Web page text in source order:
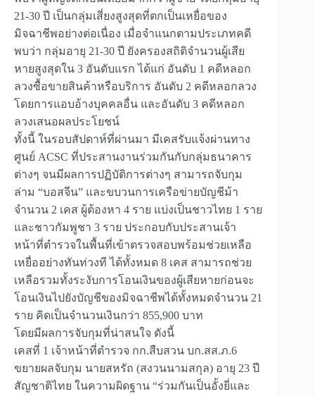
21-30 ปี เป็นกลุ่มเสี่ยงสูงสุดที่ตกเป็นเหยื่อของ
มิจฉาชีพอย่างต่อเนื่อง เมื่อจำแนกตามประเภทคดี
พบว่า กลุ่มอายุ 21-30 ปี ยังครองสถิติจำนวนผู้เสีย
หายสูงสุดใน 3 อันดับแรก ได้แก่ อันดับ 1 คดีหลอก
ลวงซื้อขายสินค้าหรือบริการ อันดับ 2 คดีหลอกลวง
โดยการแอบอ้างบุคคลอื่น และอันดับ 3 คดีหลอก
ลวงเสนอผลประโยชน์
ทั้งนี้ ในรอบสัปดาห์ที่ผ่านมา มีเคสรับแจ้งผ่านทาง
ศูนย์ ACSC ที่ประสานงานร่วมกันกับกลุ่มธนาคาร
ต่างๆ จนมีผลการปฏิบัติการต่างๆ สามารถจับกุม
ล่าม “บอสจีน” และขบวนการเครือข่ายบัญชีม้า
จำนวน 2 เคส ผู้ต้องหา 4 ราย แบ่งเป็นชาวไทย 1 ราย
และชาวกัมพูชา 3 ราย ประกอบกับประสานเจ้า
หน้าที่ตำรวจในพื้นที่เข้าตรวจสอบพร้อมช่วยเหลือ
เหยื่ออย่างทันท่วงที ได้ทั้งหมด 8 เคส สามารถช่วย
เหลือรวมทั้งระงับการโอนเงินของผู้เสียหายก่อนจะ
โอนเงินไปยังบัญชีของมิจฉาชีพได้ทั้งหมดจำนวน 21
ราย คิดเป็นจำนวนเงินกว่า 855,900 บาท
โดยมีผลการจับกุมที่น่าสนใจ ดังนี้
เคสที่ 1 เจ้าหน้าที่ตำรวจ กก.สืบสวน บก.สส.ภ.6
ขยายผลจับกุม นายสหรัถ (สงวนนามสกุล) อายุ 23 ปี
สัญชาติไทย ในความผิดฐาน “ร่วมกันเป็นอั้งยี่และ